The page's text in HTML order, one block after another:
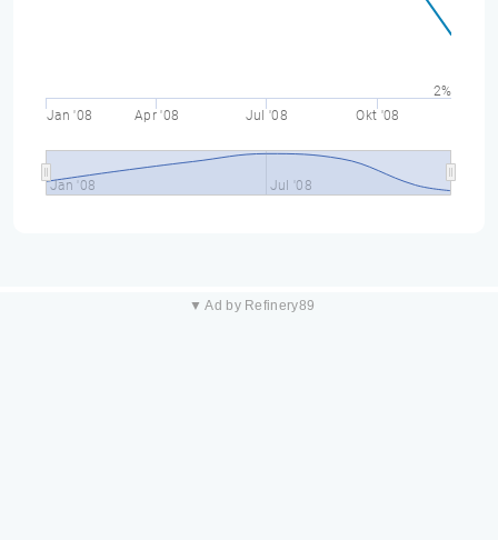
Jan '08 Apr '08 Jul '08 Okt '08
Jan '08 Jul '08
2%
▼ Ad by Refinery89